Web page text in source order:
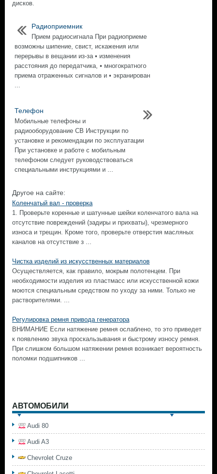
дисков.
Радиоприемник
Прием радиосигнала При радиоприеме
возможны шипение, свист, искажения или
перерывы в вещании из-за • изменения
расстояния до передатчика, • многократного
приема отраженных сигналов и • экранирован
...
Телефон
Мобильные телефоны и
радиooборудование CB Инструкции по
установке и рекомендации по эксплуатации
При установке и работе с мобильным
телефоном следует руководствоваться
специальными инструкциями и ...
Другое на сайте:
Коленчатый вал - проверка
1. Проверьте коренные и шатунные шейки коленчатого вала на
отсутствие повреждений (задиры и прихваты), чрезмерного
износа и трещин. Кроме того, проверьте отверстия масляных
каналов на отсутствие з ...
Чистка изделий из искусственных материалов
Осуществляется, как правило, мокрым полотенцем. При
необходимости изделия из пластмасс или искусственной кожи
моются специальным средством по уходу за ними. Только не
растворителями. ...
Регулировка ремня привода генератора
ВНИМАНИЕ Если натяжение ремня ослаблено, то это приведет
к появлению звука проскальзывания и быстрому износу ремня.
При слишком большом натяжении ремня возникает вероятность
поломки подшипников ...
АВТОМОБИЛИ
Audi 80
Audi A3
Chevrolet Cruze